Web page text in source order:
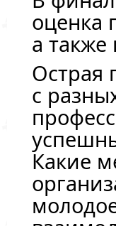
оценка
а также
Острая
с
Какие